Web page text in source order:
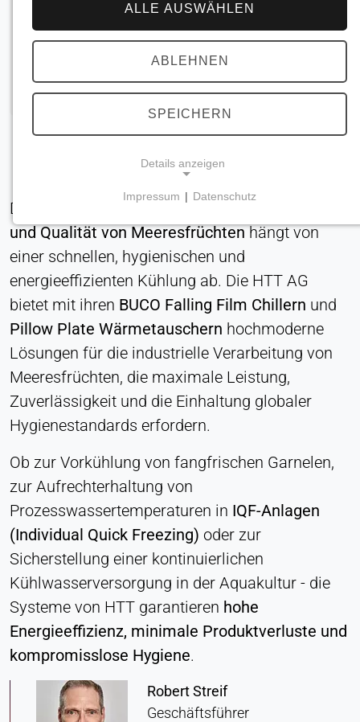
Die Aufrechterhaltung der
und Qualität von Meeresfrüchtenhängt von
einer schnellen, hygienischen und
energieeffizienten Kühlung ab. Die HTT AG
bietet mit ihren BUCO Falling Film Chillern und
Pillow Plate Wärmetauschern hochmoderne
Lösungen für die industrielle Verarbeitung von
Meeresfrüchten, die maximale Leistung,
Zuverlässigkeit und die Einhaltung globaler
Hygienestandards erfordern.
Ob zur Vorkühlung von fangfrischen Garnelen,
zur Aufrechterhaltung von
Prozesswassertemperaturen in IQF-Anlagen
(Individual Quick Freezing) oder zur
Sicherstellung einer kontinuierlichen
Kühlwasserversorgung in der Aquakultur - die
Systeme von HTT garantieren hohe
Energieeffizienz, minimale Produktverluste und
kompromisslose Hygiene.
Robert Streif
Geschäftsführer
ALLE AUSWÄHLEN
ABLEHNEN
SPEICHERN
Details anzeigen
Erforderlich für Kernfunktionen der Website wie
Navigation und Speicherung von
Datenschutzeinstellungen. Diese Cookies können
nicht deaktiviert werden.
Cookie_Zustimmung
Name:
Zustimmung
Anbieter:
Heat Transfer Technology
Zweck:
Speichert Ihre Datenschutzeinstellungen
Cookie Laufzeit:
STATISTIK
Wird verwendet, um zu verstehen, wie die Website
genutzt wird, und um die Leistung und
Benutzerfreundlichkeit zu verbessern. Die Daten
Matomo
Impressum | Datenschutz